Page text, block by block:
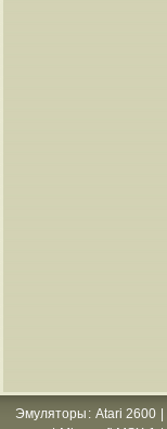
Эмуляторы : Atari 2600